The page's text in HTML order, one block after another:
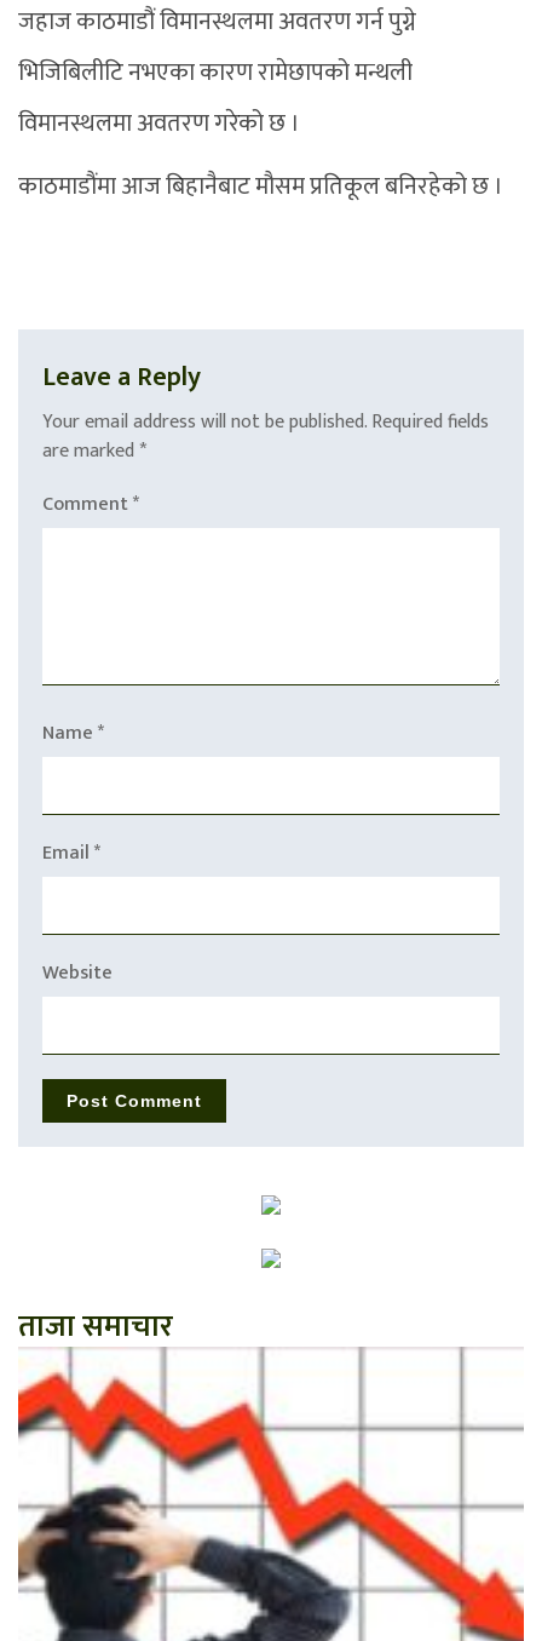
जहाज काठमाडौं विमानस्थलमा अवतरण गर्न पुग्ने
भिजिबिलीटि नभएका कारण रामेछापको मन्थली
विमानस्थलमा अवतरण गरेको छ ।
काठमाडौंमा आज बिहानैबाट मौसम प्रतिकूल बनिरहेको छ ।
Leave a Reply
Your email address will not be published.Required fields
are marked *
Comment*
Name*
Email*
Website
ताजा समाचार